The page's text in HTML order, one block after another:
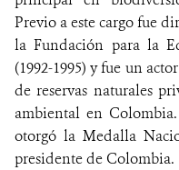
Previo a este cargo fue
la Fundación para la
(1992-1995) y fue un
de reservas naturales
ambiental en
otorgó la Medalla
presidente de Colombia.